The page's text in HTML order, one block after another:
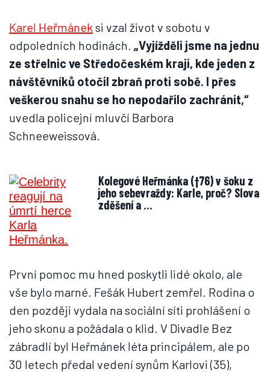
Karel Heřmánek si vzal život v sobotu v
odpoledních hodinách. „Vyjížděli jsme na jednu
ze střelnic ve Středočeském kraji, kde jeden z
návštěvníků otočil zbraň proti sobě. I přes
veškerou snahu se ho nepodařilo zachránit,“
uvedla policejní mluvčí Barbora
Schneeweissová.
Kolegové Heřmánka (†76) v šoku z
jeho sebevraždy: Karle, proč? Slova
zděšení a …
První pomoc mu hned poskytli lidé okolo, ale
vše bylo marné. Fešák Hubert zemřel. Rodina o
den později vydala na sociální síti prohlášení o
jeho skonu a požádala o klid. V Divadle Bez
zábradlí byl Heřmánek léta principálem, ale po
30 letech předal vedení synům Karlovi (35),